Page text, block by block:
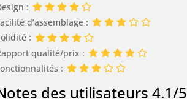
:
d’assemblage :
:
qualité/prix :
:
des utilisateurs 4.1/5